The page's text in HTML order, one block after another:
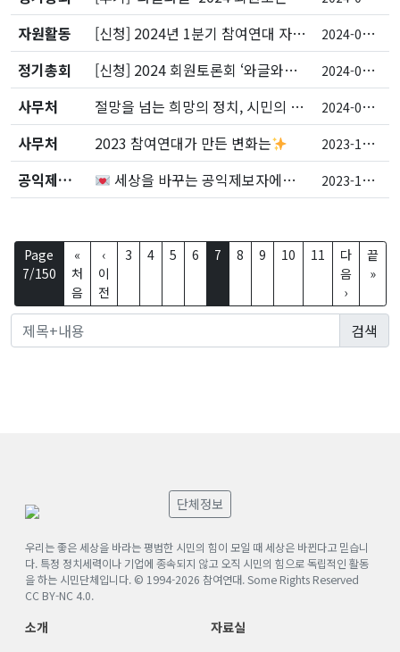
자원활동
[신청] 2024년 1분기 참여연대 자원활동가를 모집합니다 2
024-01-23
정기총회
[신청] 2024 회원토론회 ‘와글와글’ 2
024-01-23
사무처
절망을 넘는 희망의 정치, 시민의 힘으로! 2
024-01-02
사무처
2023 참여연대가 만든 변화는 2
023-12-27
공익제보-캠페인
세상을 바꾸는 공익제보자에게 응원의 편지를 전달했어요 2
023-12-26
Page
7/150
«
처
음
‹
이
전
3 4 5 6 7 8 9 10 11
다
음
›
끝
»
단체정보
우리는 좋은 세상을 바라는 평범한 시민의 힘이 모일 때 세상은 바뀐다고 믿습니
다. 특정 정치세력이나 기업에 종속되지 않고 오직 시민의 힘으로 독립적인 활동
을 하는 시민단체입니다. © 1994-2026 참여연대. Some Rights Reserved
CC BY-NC 4.0.
소개
자료실